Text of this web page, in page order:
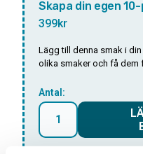
Skapa din egen
399kr
Lägg till denna smak i
olika smaker och få dem
Antal: